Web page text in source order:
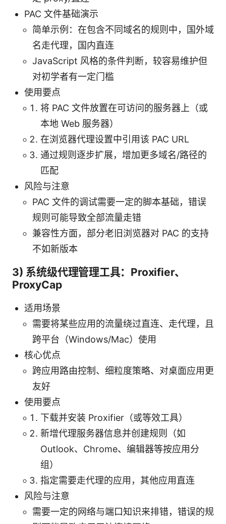
PAC 文件基础演示
简单示例：在包含不同域名的规则中，国外域
名走代理，国内直连
JavaScript 风格的条件判断，较容易维护但
对初学者有一定门槛
使用要点
将 PAC 文件放置在可访问的服务器上（或
本地 Web 服务器）
在浏览器代理设置中引用该 PAC URL
通过规则逐步扩展，增加更多域名/路径的
匹配
风险与注意
PAC 文件的调试需要一定的脚本基础，错误
规则可能导致全部流量走错
兼容性方面，部分老旧浏览器对 PAC 的支持
不如新版本
3) 系统级代理管理工具：Proxifier、
ProxyCap
适用场景
需要将某些应用的流量绕过直连、走代理，且
跨平台（Windows/Mac）使用
核心优点
跨应用路由控制、细粒度策略、对桌面应用更
友好
使用要点
下载并安装 Proxifier（或等效工具）
新增代理服务器信息并创建规则（如
Outlook、Chrome、编辑器等按应用分
组）
指定需要走代理的应用，其他应用直连
风险与注意
需要一定的网络与端口知识来排错，错误的规